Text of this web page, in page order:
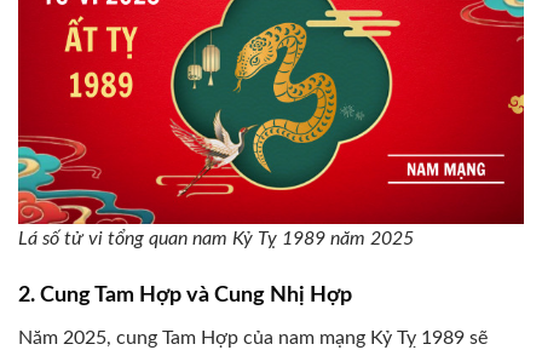
Lá số tử vi tổng quan nam Kỷ Tỵ 1989 năm 2025
2. Cung Tam Hợp và Cung Nhị Hợp
Năm 2025, cung Tam Hợp của nam mạng Kỷ Tỵ 1989 sẽ